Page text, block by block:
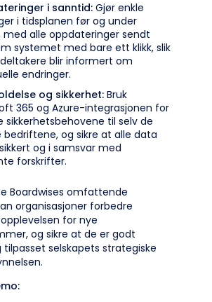
i sanntid: Gjør enkle
i tidsplanen før og under
alle oppdateringer sendt
systemet med bare ett klikk, slik
blir informert om
endringer.
og sikkerhet:Bruk
365 og Azure-integrasjonen for
sikkerhetsbehovene til selv de
bedriftene, og sikre at alle data
og i samsvar med
forskrifter.
Boardwises omfattende
organisasjoner forbedre
for nye
og sikre at de er godt
selskapets strategiske